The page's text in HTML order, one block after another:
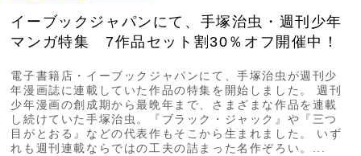
イーブックジャパンにて、手塚治虫・週刊少年
マンガ特集 7作品セット割30％オフ開催中！
電子書籍店・イーブックジャパンにて、手塚治虫が週刊少
年漫画誌に連載していた作品の特集を開始しました。 週刊
少年漫画の創成期から最晩年まで、さまざまな作品を連載
し続けていた手塚治虫。『ブラック・ジャック』や『三つ
目がとおる』などの代表作もそこから生まれました。 いず
れも週刊連載ならではの工夫の詰まった名作ぞろい。...